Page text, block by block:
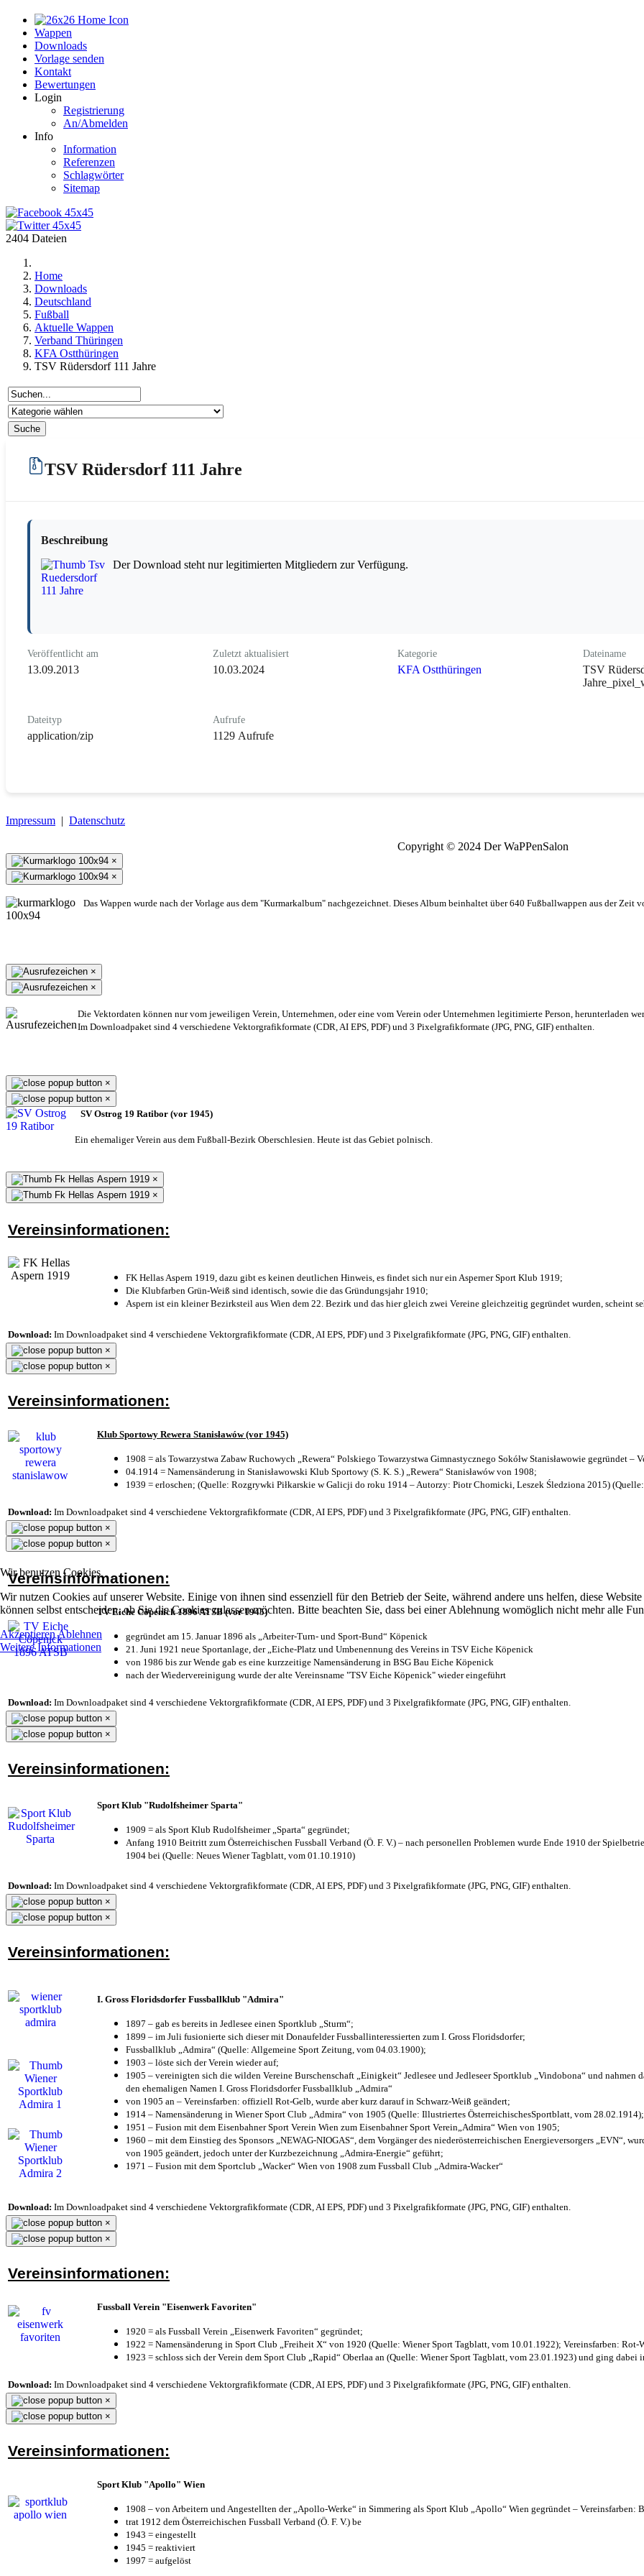
Wappen
Downloads
Vorlage senden
Kontakt
Bewertungen
Login
Registrierung
An/Abmelden
Info
Information
Referenzen
Schlagwörter
Sitemap
2404 Dateien
Home
Downloads
Deutschland
Fußball
Aktuelle Wappen
Verband Thüringen
KFA Ostthüringen
TSV Rüdersdorf 111 Jahre
TSV Rüdersdorf 111 Jahre
Beschreibung
Der Download steht nur legitimierten Mitgliedern zur Verfügung.
Veröffentlicht am
13.09.2013
Zuletzt aktualisiert
10.03.2024
Kategorie
KFA Ostthüringen
Dateiname
TSV
Dateityp
application/zip
Aufrufe
1129 Aufrufe
Impressum | Datenschutz
Copyright © 2024 Der WaPPenSalon
Wir benutzen Cookies
Wir nutzen Cookies auf unserer Website. Einige von ihnen sind essenziell für den Betrieb der Seite, während andere uns helfen, diese
können selbst entscheiden, ob Sie die Cookies zulassen möchten. Bitte beachten Sie, dass bei einer Ablehnung womöglich nicht mehr alle
AkzeptierenAblehnen
Weitere Informationen
×
×
Das Wappen wurde nach der Vorlage aus dem "Kurmarkalbum" nachgezeichnet. Dieses Album beinhaltet über 640 Fußballwappen aus der Zeit
×
×
Die Vektordaten können nur vom jeweiligen Verein, Unternehmen, oder eine vom Verein oder Unternehmen legitimierte Person, herunterladen
Im Downloadpaket sind 4 verschiedene Vektorgrafikformate (CDR, AI EPS, PDF) und 3 Pixelgrafikformate (JPG, PNG, GIF) enthalten.
×
×
SV Ostrog 19 Ratibor (vor 1945)
Ein ehemaliger Verein aus dem Fußball-Bezirk Oberschlesien. Heute ist das Gebiet polnisch.
×
×
Vereinsinformationen:
FK Hellas Aspern 1919, dazu gibt es keinen deutlichen Hinweis, es findet sich nur ein Asperner Sport Klub 1919;
Die Klubfarben Grün-Weiß sind identisch, sowie die das Gründungsjahr 1910;
Aspern ist ein kleiner Bezirksteil aus Wien dem 22. Bezirk und das hier gleich zwei Vereine gleichzeitig gegründet wurden, scheint
Download: Im Downloadpaket sind 4 verschiedene Vektorgrafikformate (CDR, AI EPS, PDF) und 3 Pixelgrafikformate (JPG, PNG, GIF) enthalten.
×
×
Vereinsinformationen:
Klub Sportowy Rewera Stanisławów (vor 1945)
1908 = als Towarzystwa Zabaw Ruchowych „Rewera“ Polskiego Towarzystwa Gimnastycznego Sokółw Stanisławowie gegründet –
04.1914 = Namensänderung in Stanisławowski Klub Sportowy (S. K. S.) „Rewera“ Stanisławów von 1908;
1939 = erloschen; (Quelle: Rozgrywki Piłkarskie w Galicji do roku 1914 – Autorzy: Piotr Chomicki, Leszek Śledziona 2015) (Quelle:
Download: Im Downloadpaket sind 4 verschiedene Vektorgrafikformate (CDR, AI EPS, PDF) und 3 Pixelgrafikformate (JPG, PNG, GIF) enthalten.
×
×
Vereinsinformationen:
TV Eiche Cöpenick 1896 ATSB (vor 1945)
gegründet am 15. Januar 1896 als „Arbeiter-Turn- und Sport-Bund“ Köpenick
21. Juni 1921 neue Sportanlage, der „Eiche-Platz und Umbenennung des Vereins in TSV Eiche Köpenick
von 1986 bis zur Wende gab es eine kurzzeitige Namensänderung in BSG Bau Eiche Köpenick
nach der Wiedervereinigung wurde der alte Vereinsname "TSV Eiche Köpenick" wieder eingeführt
Download: Im Downloadpaket sind 4 verschiedene Vektorgrafikformate (CDR, AI EPS, PDF) und 3 Pixelgrafikformate (JPG, PNG, GIF) enthalten.
×
×
Vereinsinformationen:
Sport Klub "Rudolfsheimer Sparta"
1909 = als Sport Klub Rudolfsheimer „Sparta“ gegründet;
Anfang 1910 Beitritt zum Österreichischen Fussball Verband (Ö. F. V.) – nach personellen Problemen wurde Ende 1910 der
1904 bei (Quelle: Neues Wiener Tagblatt, vom 01.10.1910)
Download: Im Downloadpaket sind 4 verschiedene Vektorgrafikformate (CDR, AI EPS, PDF) und 3 Pixelgrafikformate (JPG, PNG, GIF) enthalten.
×
×
Vereinsinformationen:
I. Gross Floridsdorfer Fussballklub "Admira"
1897 – gab es bereits in Jedlesee einen Sportklub „Sturm“;
1899 – im Juli fusionierte sich dieser mit Donaufelder Fussballinteressierten zum I. Gross Floridsdorfer;
Fussballklub „Admira“ (Quelle: Allgemeine Sport Zeitung, vom 04.03.1900);
1903 – löste sich der Verein wieder auf;
1905 – vereinigten sich die wilden Vereine Burschenschaft „Einigkeit“ Jedlesee und Jedleseer Sportklub „Vindobona“ und nahmen
den ehemaligen Namen I. Gross Floridsdorfer Fussballklub „Admira“
von 1905 an – Vereinsfarben: offiziell Rot-Gelb, wurde aber kurz darauf in Schwarz-Weiß geändert;
1914 – Namensänderung in Wiener Sport Club „Admira“ von 1905 (Quelle: Illustriertes ÖsterreichischesSportblatt, vom 28.02.1914);
1951 – Fusion mit dem Eisenbahner Sport Verein Wien zum Eisenbahner Sport Verein„Admira“ Wien von 1905;
1960 – mit dem Einstieg des Sponsors „NEWAG-NIOGAS“, dem Vorgänger des niederösterreichischen Energieversorgers „EVN“,
von 1905 geändert, jedoch unter der Kurzbezeichnung „Admira-Energie“ geführt;
1971 – Fusion mit dem Sportclub „Wacker“ Wien von 1908 zum Fussball Club „Admira-Wacker“
Download: Im Downloadpaket sind 4 verschiedene Vektorgrafikformate (CDR, AI EPS, PDF) und 3 Pixelgrafikformate (JPG, PNG, GIF) enthalten.
×
×
Vereinsinformationen:
Fussball Verein "Eisenwerk Favoriten"
1920 = als Fussball Verein „Eisenwerk Favoriten“ gegründet;
1922 = Namensänderung in Sport Club „Freiheit X“ von 1920 (Quelle: Wiener Sport Tagblatt, vom 10.01.1922); Vereinsfarben: Rot-
1923 = schloss sich der Verein dem Sport Club „Rapid“ Oberlaa an (Quelle: Wiener Sport Tagblatt, vom 23.01.1923) und ging dabei
Download: Im Downloadpaket sind 4 verschiedene Vektorgrafikformate (CDR, AI EPS, PDF) und 3 Pixelgrafikformate (JPG, PNG, GIF) enthalten.
×
×
Vereinsinformationen:
Sport Klub "Apollo" Wien
1908 – von Arbeitern und Angestellten der „Apollo-Werke“ in Simmering als Sport Klub „Apollo“ Wien gegründet – Vereinsfarben:
trat 1912 dem Österreichischen Fussball Verband (Ö. F. V.) be
1943 = eingestellt
1945 = reaktiviert
1997 = aufgelöst